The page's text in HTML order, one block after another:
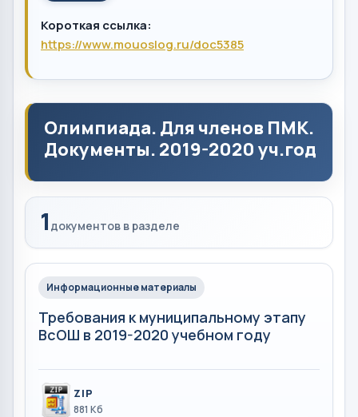
Короткая ссылка:
https://www.mouoslog.ru/doc5385
Олимпиада. Для членов ПМК.
Документы. 2019-2020 уч.год
1 документов в разделе
Информационные материалы
Требования к муниципальному этапу
ВсОШ в 2019-2020 учебном году
ZIP
881 Кб